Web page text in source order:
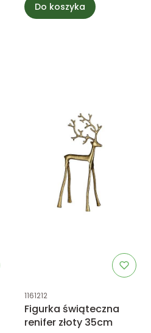
Do koszyka
Kod produktu
1161212
Figurka świąteczna
renifer złoty 35cm